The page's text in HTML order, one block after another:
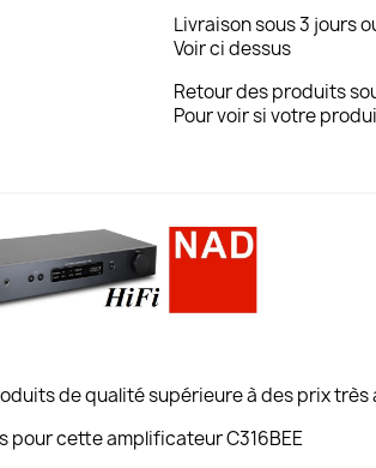
Livraison sous 3 jours
Voir ci dessus
Retour des produits
Pour voir si votre
de qualité supérieure à des prix très
pour cette amplificateur C316BEE